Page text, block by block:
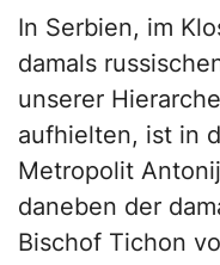
In Serbien, im
damals
unserer
aufhielten, ist in
Metropolit
daneben der
Bischof Tichon